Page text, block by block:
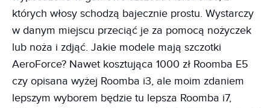
których włosy schodzą bajecznie prostu. Wystarczy
w danym miejscu przeciąć je za pomocą nożyczek
lub noża i zdjąć. Jakie modele mają szczotki
AeroForce? Nawet kosztująca 1000 zł Roomba E5
czy opisana wyżej Roomba i3, ale moim zdaniem
lepszym wyborem będzie tu lepsza Roomba i7,